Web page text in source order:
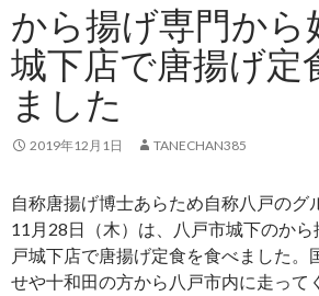
ツ
へ
ス
キ
ッ
プ
から揚げ専門から
城下店で唐揚げ定
ました
2019年12月1日 TANECHAN385
自称唐揚げ博士あらため自称八戸のグ
11月28日（木）は、八戸市城下のから
戸城下店で唐揚げ定食を食べました。
せや十和田の方から八戸市内に走って